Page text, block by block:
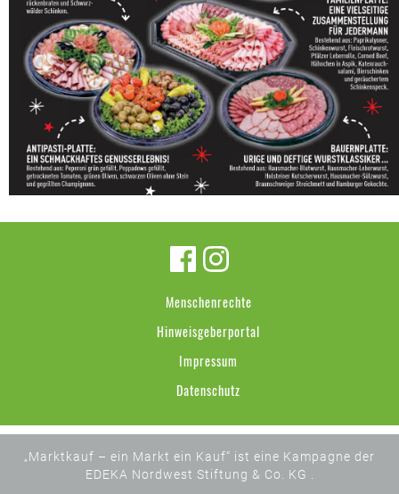
Menschenrechte
Hinweisgeberportal
Impressum
Datenschutz
„Marktkauf – ein Markt ein Kauf“ ist eine Kampagne der
EDEKA Nordwest Stiftung & Co. KG .